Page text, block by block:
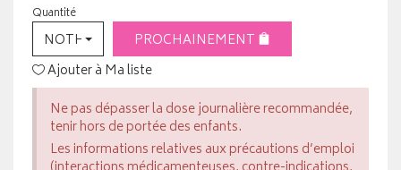
Quantité
NOTHING SELECTEDPROCHAINEMENT
Ajouter à Ma liste
Ne pas dépasser la dose journalière recommandée,
tenir hors de portée des enfants.
Les informations relatives aux précautions d’emploi